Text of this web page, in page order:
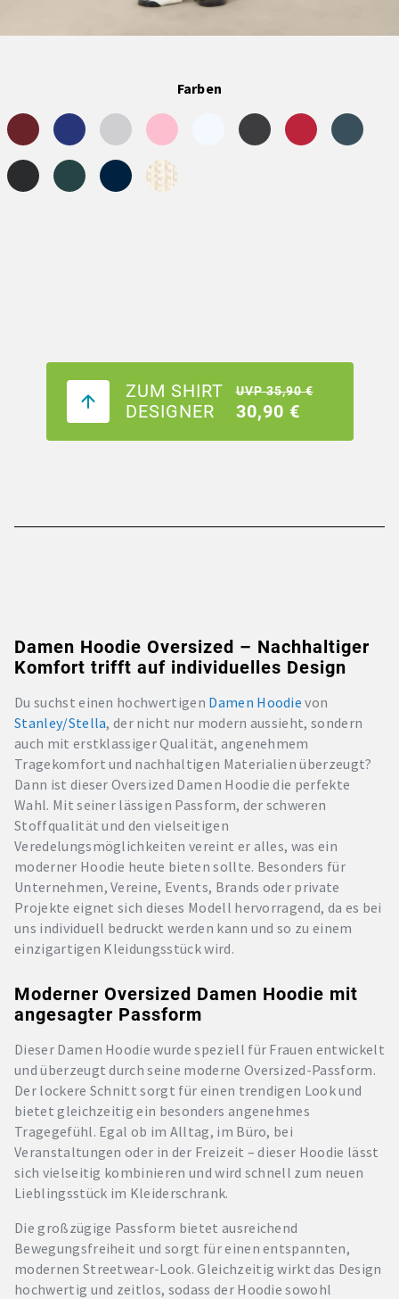
Farben
ZUM SHIRT
DESIGNER
UVP 35,90 €
30,90 €
Damen Hoodie Oversized – Nachhaltiger
Komfort trifft auf individuelles Design
Du suchst einen hochwertigen Damen Hoodie von
Stanley/Stella, der nicht nur modern aussieht, sondern
auch mit erstklassiger Qualität, angenehmem
Tragekomfort und nachhaltigen Materialien überzeugt?
Dann ist dieser Oversized Damen Hoodie die perfekte
Wahl. Mit seiner lässigen Passform, der schweren
Stoffqualität und den vielseitigen
Veredelungsmöglichkeiten vereint er alles, was ein
moderner Hoodie heute bieten sollte. Besonders für
Unternehmen, Vereine, Events, Brands oder private
Projekte eignet sich dieses Modell hervorragend, da es bei
uns individuell bedruckt werden kann und so zu einem
einzigartigen Kleidungsstück wird.
Moderner Oversized Damen Hoodie mit
angesagter Passform
Dieser Damen Hoodie wurde speziell für Frauen entwickelt
und überzeugt durch seine moderne Oversized-Passform.
Der lockere Schnitt sorgt für einen trendigen Look und
bietet gleichzeitig ein besonders angenehmes
Tragegefühl. Egal ob im Alltag, im Büro, bei
Veranstaltungen oder in der Freizeit – dieser Hoodie lässt
sich vielseitig kombinieren und wird schnell zum neuen
Lieblingsstück im Kleiderschrank.
Die großzügige Passform bietet ausreichend
Bewegungsfreiheit und sorgt für einen entspannten,
modernen Streetwear-Look. Gleichzeitig wirkt das Design
hochwertig und zeitlos, sodass der Hoodie sowohl